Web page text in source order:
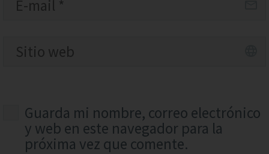
Guarda mi nombre, correo electrónico
y web en este navegador para la
próxima vez que comente.